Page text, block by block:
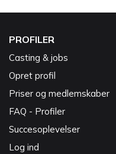
PROFILER
Casting & jobs
Opret profil
Priser og medlemskaber
FAQ - Profiler
Succesoplevelser
Log ind